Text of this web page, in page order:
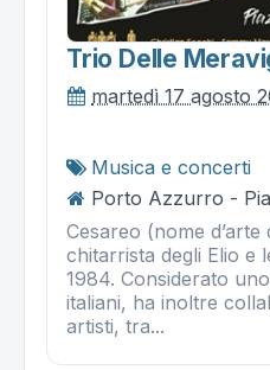
Trio Delle
martedì 17 agosto
Musica e concerti
Porto Azzurro -
Cesareo (nome d’arte
chitarrista degli Elio e
1984. Considerato
italiani, ha inoltre
artisti, tra...